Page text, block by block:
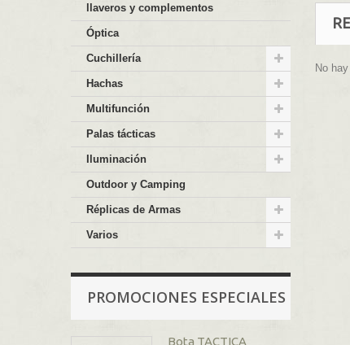
llaveros y complementos
Óptica
Cuchillería
Hachas
Multifunción
Palas tácticas
Iluminación
Outdoor y Camping
Réplicas de Armas
Varios
PROMOCIONES ESPECIALES
Bota TACTICA
No